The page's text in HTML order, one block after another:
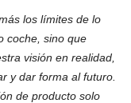
los límites de lo
coche, sino que
visión en realidad,
y dar forma al futuro.
de producto solo